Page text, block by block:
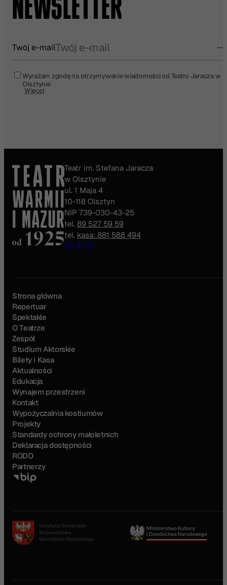
NEWSLETTER
Twój e-mail
Wyrażam zgodę na otrzymywanie wiadomości od Teatru Jaracza w
Olsztynie
Więcej
Teatr im. Stefana Jaracza
w Olsztynie
ul. 1 Maja 4
10-118 Olsztyn
NIP 739-030-43-25
tel. 89 527 59 59
tel. kasa: 881 588 494
Strona główna
Repertuar
Spektakle
O Teatrze
Zespół
Studium Aktorskie
Bilety i Kasa
Aktualności
Edukacja
Wynajem przestrzeni
Kontakt
Wypożyczalnia kostiumów
Projekty
Standardy ochrony małoletnich
Deklaracja dostępności
RODO
Partnerzy